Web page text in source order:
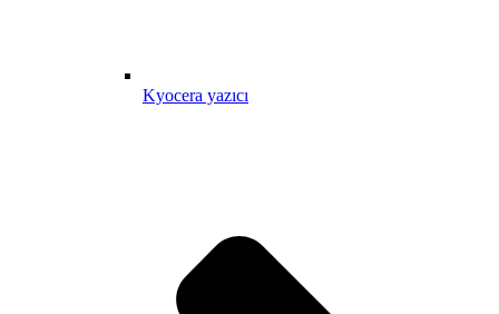
Kyocera yazıcı